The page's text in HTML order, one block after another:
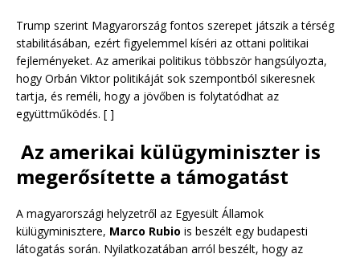
Trump szerint Magyarország fontos szerepet játszik a térség
stabilitásában, ezért figyelemmel kíséri az ottani politikai
fejleményeket. Az amerikai politikus többször hangsúlyozta,
hogy Orbán Viktor politikáját sok szempontból sikeresnek
tartja, és reméli, hogy a jövőben is folytatódhat az
együttműködés. [ ]
Az amerikai külügyminiszter is
megerősítette a támogatást
A magyarországi helyzetről az Egyesült Államok
külügyminisztere, Marco Rubio is beszélt egy budapesti
látogatás során. Nyilatkozatában arról beszélt, hogy az